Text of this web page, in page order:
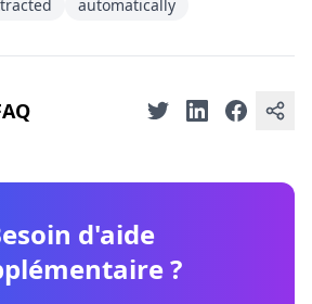
automatically
d'aide
?